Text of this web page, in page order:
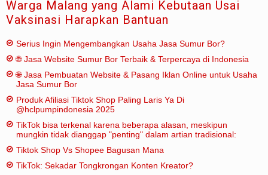
Warga Malang yang Alami Kebutaan Usai
Vaksinasi Harapkan Bantuan
Serius Ingin Mengembangkan Usaha Jasa Sumur Bor?
🌐 Jasa Website Sumur Bor Terbaik & Terpercaya di Indonesia
🌐 Jasa Pembuatan Website & Pasang Iklan Online untuk Usaha
Jasa Sumur Bor
Produk Afiliasi Tiktok Shop Paling Laris Ya Di
@hclpumpindonesia 2025
TikTok bisa terkenal karena beberapa alasan, meskipun
mungkin tidak dianggap "penting" dalam artian tradisional:
Tiktok Shop Vs Shopee Bagusan Mana
TikTok: Sekadar Tongkrongan Konten Kreator?